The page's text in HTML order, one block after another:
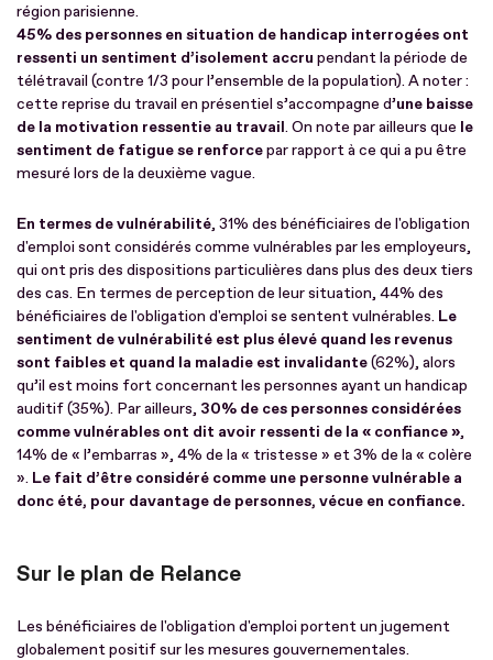
région parisienne.
45% des personnes en situation de handicap interrogées ont
ressenti un sentiment d’isolement accru pendant la période de
télétravail (contre 1/3 pour l’ensemble de la population). A noter :
cette reprise du travail en présentiel s’accompagne d’une baisse
de la motivation ressentie au travail. On note par ailleurs que le
sentiment de fatigue se renforcepar rapport à ce qui a pu être
mesuré lors de la deuxième vague.
En termes de vulnérabilité, 31% des bénéficiaires de l'obligation
d'emploi sont considérés comme vulnérables par les employeurs,
qui ont pris des dispositions particulières dans plus des deux tiers
des cas. En termes de perception de leur situation, 44% des
bénéficiaires de l'obligation d'emploi se sentent vulnérables. Le
sentiment de vulnérabilité est plus élevé quand les revenus
sont faibles et quand la maladie est invalidante(62%), alors
qu’il est moins fort concernant les personnes ayant un handicap
auditif (35%). Par ailleurs, 30% de ces personnes considérées
comme vulnérables ont dit avoir ressenti de la « confiance »,
14% de « l’embarras », 4% de la « tristesse » et 3% de la « colère
». Le fait d’être considéré comme une personne vulnérable a
donc été, pour davantage de personnes, vécue en confiance.
Sur le plan de Relance
Les bénéficiaires de l'obligation d'emploi portent un jugement
globalement positif sur les mesures gouvernementales.